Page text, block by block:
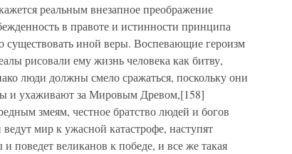
реальным внезапное преображение
в правоте и истинности принципа
существовать иной веры. Воспевающие героизм
рисовали ему жизнь человека как битву,
люди должны смело сражаться, поскольку они
и ухаживают за Мировым Древом,[158]
змеям, честное братство людей и богов
мир к ужасной катастрофе, наступят
поведет великанов к победе, и все же такая